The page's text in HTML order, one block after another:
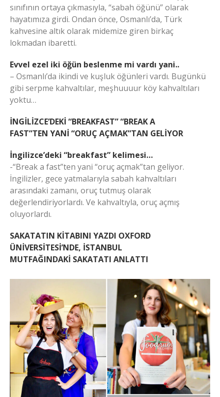
sınıfının ortaya çıkmasıyla, “sabah öğünü” olarak
hayatımıza girdi. Ondan önce, Osmanlı’da, Türk
kahvesine altık olarak midemize giren birkaç
lokmadan ibaretti.
Evvel ezel iki öğün beslenme mi vardı yani..
– Osmanlı’da ikindi ve kuşluk öğünleri vardı. Bugünkü
gibi serpme kahvaltılar, meşhuuuur köy kahvaltıları
yoktu…
İNGİLİZCE’DEKİ “BREAKFAST” “BREAK A
FAST”TEN YANİ “ORUÇ AÇMAK”TAN GELİYOR
İngilizce’deki “breakfast” kelimesi…
-“Break a fast”ten yani “oruç açmak”tan geliyor.
İngilizler, gece yatmalarıyla sabah kahvaltıları
arasındaki zamanı, oruç tutmuş olarak
değerlendiriyorlardı. Ve kahvaltıyla, oruç açmış
oluyorlardı.
SAKATATIN KİTABINI YAZDI OXFORD
ÜNİVERSİTESİ’NDE, İSTANBUL
MUTFAĞINDAKİ SAKATATI ANLATTI